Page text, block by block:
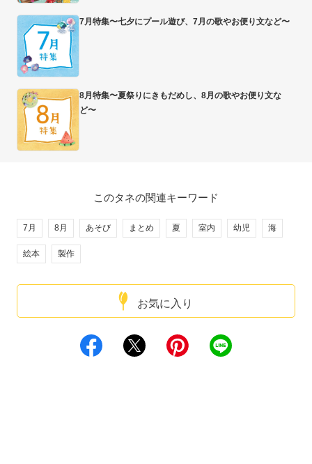
7月特集〜七夕にプール遊び、7月の歌やお便り文など〜
8月特集〜夏祭りにきもだめし、8月の歌やお便り文な
ど〜
お気に入り
このタネの関連キーワード
7月 8月 あそび まとめ 夏 室内 幼児 海
絵本 製作